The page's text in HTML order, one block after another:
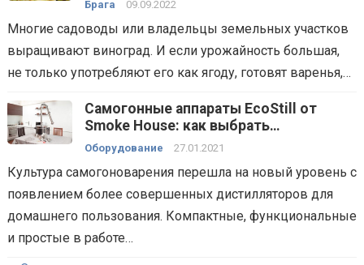
Брага 09.09.2022
Многие садоводы или владельцы земельных участков
выращивают виноград. И если урожайность большая,
не только употребляют его как ягоду, готовят варенья,…
Самогонные аппараты EcoStill от
Smoke Housе: как выбрать
дистиллятор для домашнего
Оборудование 27.01.2021
Культура самогоноварения перешла на новый уровень с
появлением более совершенных дистилляторов для
домашнего пользования. Компактные, функциональные
и простые в работе…